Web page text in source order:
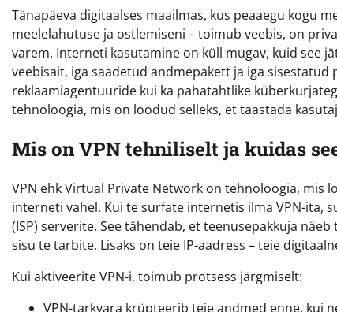
Tänapäeva digitaalses maailmas, kus peaaegu kogu
meelelahutuse ja ostlemiseni – toimub veebis, on
varem. Interneti kasutamine on küll mugav, kuid see
veebisait, iga saadetud andmepakett ja iga
reklaamiagentuuride kui ka pahatahtlike
tehnoloogia, mis on loodud selleks, et taastada
Mis on VPN tehniliselt ja kuidas
VPN ehk Virtual Private Network on tehnoloogia,
interneti vahel. Kui te surfate internetis ilma VPN-ita,
(ISP) serverite. See tähendab, et teenusepakkuja
sisu te tarbite. Lisaks on teie IP-aadress – teie
Kui aktiveerite VPN-i, toimub protsess järgmiselt:
VPN-tarkvara krüpteerib teie andmed enne, kui